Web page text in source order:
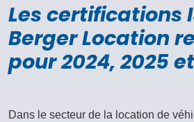
Les certifications
Berger Location
pour 2024, 2025
Dans le secteur de la location de